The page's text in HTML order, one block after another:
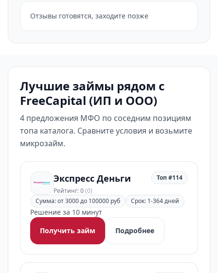
Отзывы готовятся, заходите позже
Лучшие займы рядом с
FreeCapital (ИП и ООО)
4 предложения МФО по соседним позициям
топа каталога. Сравните условия и возьмите
микрозайм.
Экспресс Деньги
Рейтинг: 0(0)
Топ #114
Сумма: от 3000 до 100000 руб Срок: 1-364 дней
Решение за 10 минут
Получить займ
Подробнее